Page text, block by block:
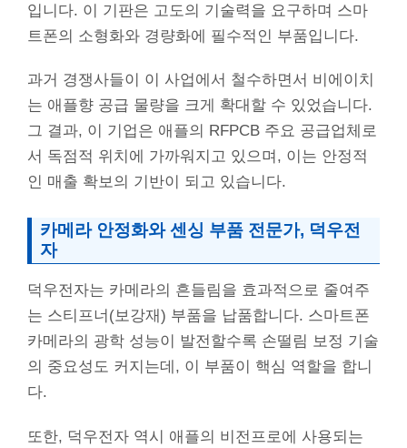
입니다. 이 기판은 고도의 기술력을 요구하며 스마
트폰의 소형화와 경량화에 필수적인 부품입니다.
과거 경쟁사들이 이 사업에서 철수하면서 비에이치
는 애플향 공급 물량을 크게 확대할 수 있었습니다.
그 결과, 이 기업은 애플의 RFPCB 주요 공급업체로
서 독점적 위치에 가까워지고 있으며, 이는 안정적
인 매출 확보의 기반이 되고 있습니다.
카메라 안정화와 센싱 부품 전문가, 덕우전
자
덕우전자는 카메라의 흔들림을 효과적으로 줄여주
는 스티프너(보강재) 부품을 납품합니다. 스마트폰
카메라의 광학 성능이 발전할수록 손떨림 보정 기술
의 중요성도 커지는데, 이 부품이 핵심 역할을 합니
다.
또한, 덕우전자 역시 애플의 비전프로에 사용되는